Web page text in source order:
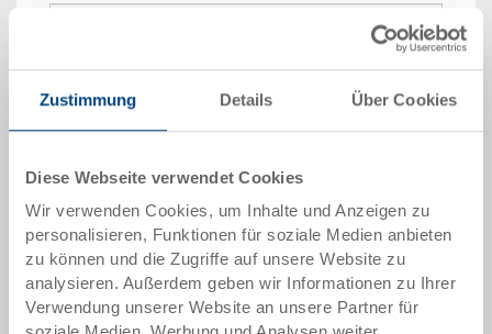
Zustimmung Details Über Cookies
Diese Webseite verwendet Cookies
Wir verwenden Cookies, um Inhalte und Anzeigen zu
personalisieren, Funktionen für soziale Medien anbieten
zu können und die Zugriffe auf unsere Website zu
analysieren. Außerdem geben wir Informationen zu Ihrer
Verwendung unserer Website an unsere Partner für
ab 10 Stück CHF 114.45
ab 50 Stück CHF 104.25
ab 100 Stück CHF 95.35
ab 250 Stück CHF 82.65